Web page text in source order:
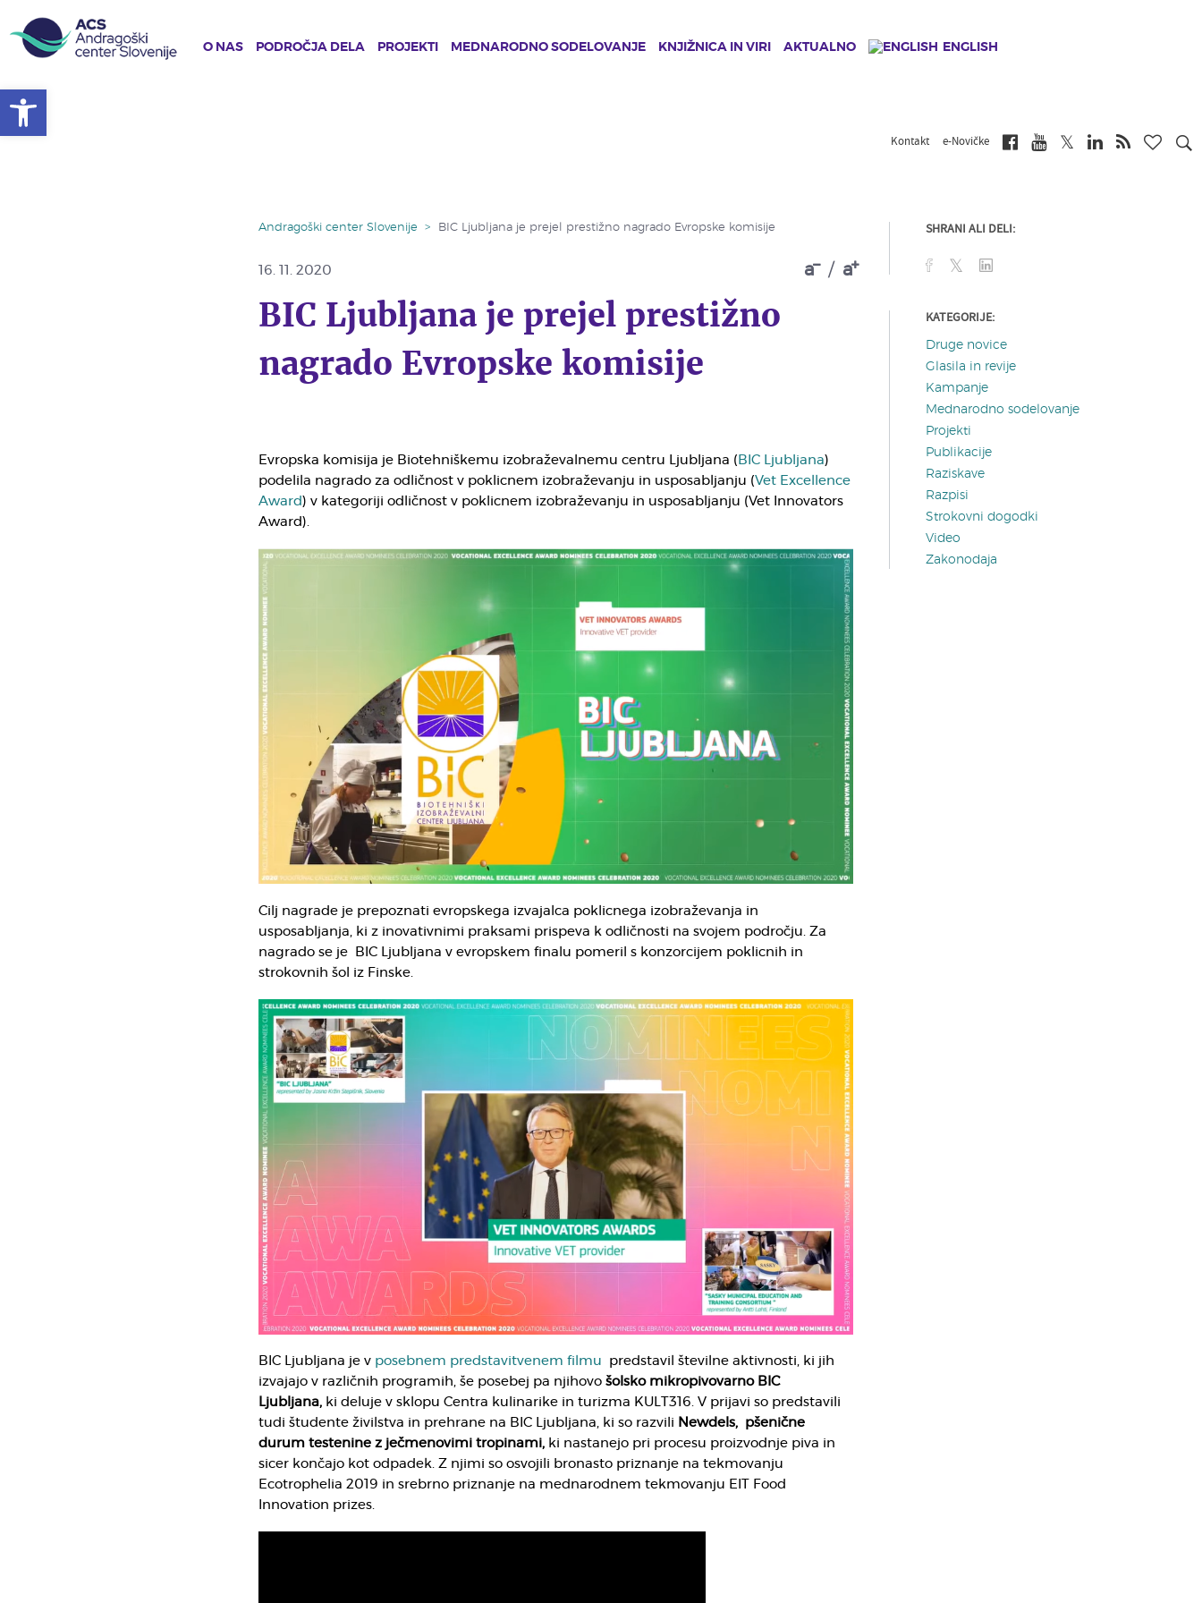
O NAS PODROČJA DELA PROJEKTI MEDNARODNO SODELOVANJE KNJIŽNICA IN VIRI AKTUALNO ENGLISH
Kontakt e-Novičke
Andragoški center Slovenije > BIC Ljubljana je prejel prestižno nagrado Evropske komisije
a / a
16. 11. 2020
BIC Ljubljana je prejel prestižno
nagrado Evropske komisije
Evropska komisija je Biotehniškemu izobraževalnemu centru Ljubljana ( BIC Ljubljana)
podelila nagrado za odličnost v poklicnem izobraževanju in usposabljanju (Vet Excellence
Award ) v kategoriji odličnost v poklicnem izobraževanju in usposabljanju (Vet Innovators
Award).
Cilj nagrade je prepoznati evropskega izvajalca poklicnega izobraževanja in
usposabljanja, ki z inovativnimi praksami prispeva k odličnosti na svojem področju. Za
nagrado se je BIC Ljubljana v evropskem finalu pomeril s konzorcijem poklicnih in
strokovnih šol iz Finske.
BIC Ljubljana je v posebnem predstavitvenem filmu predstavil številne aktivnosti, ki jih
izvajajo v različnih programih, še posebej pa njihovo šolsko mikropivovarno BIC
Ljubljana,ki deluje v sklopu Centra kulinarike in turizma KULT316. V prijavi so predstavili
tudi študente živilstva in prehrane na BIC Ljubljana, ki so razvili Newdels, pšenične
durum testenine z ječmenovimi tropinami,ki nastanejo pri procesu proizvodnje piva in
sicer končajo kot odpadek. Z njimi so osvojili bronasto priznanje na tekmovanju
Ecotrophelia 2019 in srebrno priznanje na mednarodnem tekmovanju EIT Food
Innovation prizes.
SHRANI ALI DELI:
KATEGORIJE:
Druge novice
Glasila in revije
Kampanje
Mednarodno sodelovanje
Projekti
Publikacije
Raziskave
Razpisi
Strokovni dogodki
Video
Zakonodaja
Open toolbar